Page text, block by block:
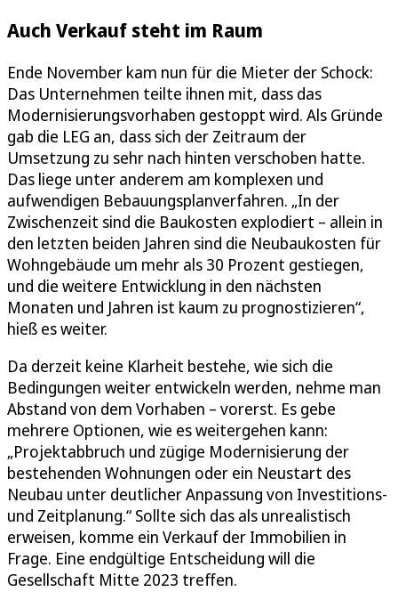
Auch Verkauf steht im Raum
Ende November kam nun für die Mieter der Schock:
Das Unternehmen teilte ihnen mit, dass das
Modernisierungsvorhaben gestoppt wird. Als Gründe
gab die LEG an, dass sich der Zeitraum der
Umsetzung zu sehr nach hinten verschoben hatte.
Das liege unter anderem am komplexen und
aufwendigen Bebauungsplanverfahren. „In der
Zwischenzeit sind die Baukosten explodiert – allein in
den letzten beiden Jahren sind die Neubaukosten für
Wohngebäude um mehr als 30 Prozent gestiegen,
und die weitere Entwicklung in den nächsten
Monaten und Jahren ist kaum zu prognostizieren“,
hieß es weiter.
Da derzeit keine Klarheit bestehe, wie sich die
Bedingungen weiter entwickeln werden, nehme man
Abstand von dem Vorhaben – vorerst. Es gebe
mehrere Optionen, wie es weitergehen kann:
„Projektabbruch und zügige Modernisierung der
bestehenden Wohnungen oder ein Neustart des
Neubau unter deutlicher Anpassung von Investitions-
und Zeitplanung.“ Sollte sich das als unrealistisch
erweisen, komme ein Verkauf der Immobilien in
Frage. Eine endgültige Entscheidung will die
Gesellschaft Mitte 2023 treffen.